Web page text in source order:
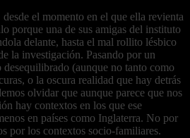
el momento en el que ella revienta
porque una de sus amigas del instituto
delante, hasta el mal rollito lésbico
la investigación. Pasando por un
(aunque no tanto como
o la oscura realidad que hay detrás
olvidar que aunque parece que nos
hay contextos en los que ese
en países como Inglaterra. No por
por los contextos socio-familiares.